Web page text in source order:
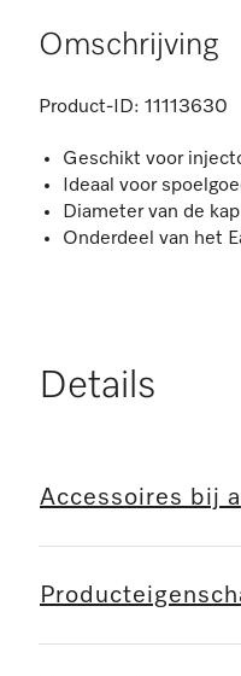
Omschrijving
Product-ID: 11113630
Geschikt voor
Ideaal voor
Diameter van de
Onderdeel van het
Details
Accessoires bij